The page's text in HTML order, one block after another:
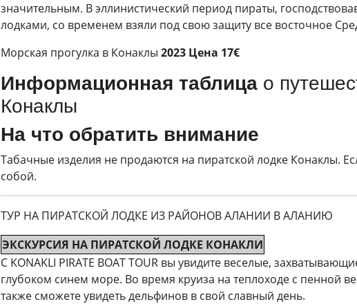
значительным. В эллинистический период пираты,
лодками, со временем взяли под свою защиту все восточное
Морская прогулка в Конаклы 2023 Цена 17€
Информационная таблица о
Конаклы
На что обратить внимание
Табачные изделия не продаются на пиратской лодке Конаклы.
собой.
ТУР НА ПИРАТСКОЙ ЛОДКЕ ИЗ РАЙОНОВ АЛАНИИ В АЛАНИЮ
ЭКСКУРСИЯ НА ПИРАТСКОЙ ЛОДКЕ КОНАКЛИ
С KONAKLI PIRATE BOAT TOUR вы увидите веселые,
глубоком синем море. Во время круиза на теплоходе с пенной
также сможете увидеть дельфинов в свой славный день.